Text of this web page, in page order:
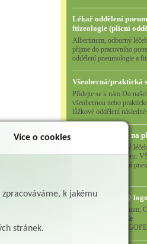
Lékař oddělení
ftizeologie (plicní
Albertinum, odborný
přijme do pracovního
oddělení pneumologie a
Všeobecná/praktická
Přidejte se k nám Do
všeobecnou nebo
lůžkové oddělení
Všeobecná sestra na
Albertinum, odborný
do pracovního poměru:
SESTRA na oddělení
Logoped/klinický
Albertinum,
KLINICKÉHO
Více o cookies
k jakému
stránek.